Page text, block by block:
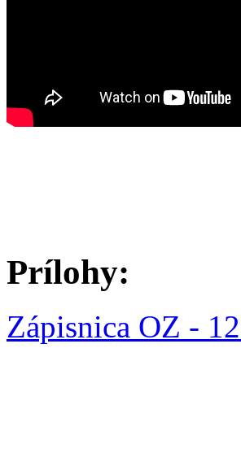
Prílohy:
Zápisnica OZ -